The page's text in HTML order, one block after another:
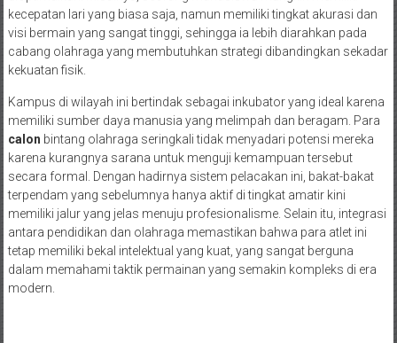
kecepatan lari yang biasa saja, namun memiliki tingkat akurasi dan
visi bermain yang sangat tinggi, sehingga ia lebih diarahkan pada
cabang olahraga yang membutuhkan strategi dibandingkan sekadar
kekuatan fisik.
Kampus di wilayah ini bertindak sebagai inkubator yang ideal karena
memiliki sumber daya manusia yang melimpah dan beragam. Para
calon bintang olahraga seringkali tidak menyadari potensi mereka
karena kurangnya sarana untuk menguji kemampuan tersebut
secara formal. Dengan hadirnya sistem pelacakan ini, bakat-bakat
terpendam yang sebelumnya hanya aktif di tingkat amatir kini
memiliki jalur yang jelas menuju profesionalisme. Selain itu, integrasi
antara pendidikan dan olahraga memastikan bahwa para atlet ini
tetap memiliki bekal intelektual yang kuat, yang sangat berguna
dalam memahami taktik permainan yang semakin kompleks di era
modern.